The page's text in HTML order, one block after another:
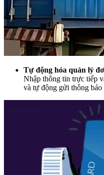
Tự động hóa quản lý
Nhập thông tin trực tiếp
và tự động gửi thông báo